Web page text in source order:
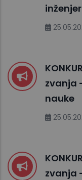
zvanja
nauke
zvanja